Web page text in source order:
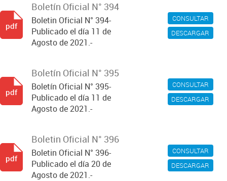
CONSULTAR
DESCARGAR
Boletín Oficial N° 394
Boletin Oficial N° 394-
Publicado el día 11 de
Agosto de 2021.-
pdf
CONSULTAR
DESCARGAR
Boletín Oficial N° 395
Boletín Oficial N° 395-
Publicado el día 11 de
Agosto de 2021.-
pdf
CONSULTAR
DESCARGAR
Boletin Oficial N° 396
Boletin Oficial N° 396-
Publicado el día 20 de
Agosto de 2021.-
pdf